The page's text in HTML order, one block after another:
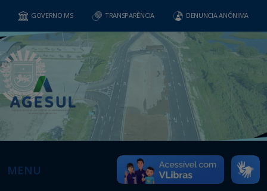
GOVERNO MS TRANSPARÊNCIA DENUNCIA ANÔNIMA
MENU